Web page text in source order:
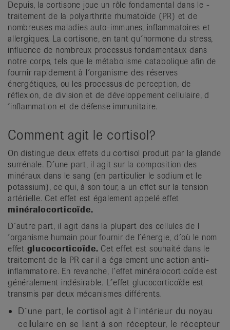
Depuis, la cortisone joue un rôle fondamental dans le ­
traitement de la polyarthrite rhumatoïde (PR) et de
nombreuses maladies auto-­immunes, inflammatoires et
allergiques. La cortisone, en tant qu´hormone du stress,
influence de nombreux processus fondamentaux dans
notre corps, tels que le métabolisme catabolique afin de
fournir rapi­dement à l´organisme des réserves
énergétiques, ou les processus de perception, de
réflexion, de division et de développement cellulaire, d
´inflammation et de défense immunitaire.
Comment agit le cortisol?
On distingue deux effets du cortisol produit par la glande
surrénale. D´une part, il agit sur la composition des
minéraux dans le sang (en particulier le sodium et le
potassium), ce qui, à son tour, a un effet sur la tension
artérielle. Cet effet est également appelé effet
minéralocorticoïde.
D´autre part, il agit dans la plupart des cellules de l
´organisme humain pour fournir de l´énergie, d´où le nom
effet glucocorticoïde. Cet effet est souhaité dans le
traitement de la PR car il a également une action anti-
inflammatoire. En revanche, l´effet minéralocorticoïde est
généralement indésirable. L´effet glucocorticoïde est
transmis par deux mécanismes différents.
D´une part, le cortisol agit à l´intérieur du noyau
cellulaire en se liant à son récepteur, le récepteur